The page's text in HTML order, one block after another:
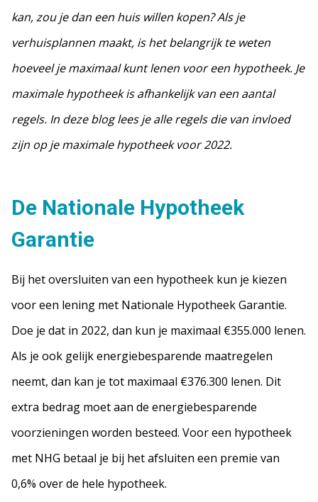
kan, zou je dan een huis willen kopen? Als je
verhuisplannen maakt, is het belangrijk te weten
hoeveel je maximaal kunt lenen voor een hypotheek. Je
maximale hypotheek is afhankelijk van een aantal
regels. In deze blog lees je alle regels die van invloed
zijn op je maximale hypotheek voor 2022.
De Nationale Hypotheek
Garantie
Bij het oversluiten van een hypotheek kun je kiezen
voor een lening met Nationale Hypotheek Garantie.
Doe je dat in 2022, dan kun je maximaal €355.000 lenen.
Als je ook gelijk energiebesparende maatregelen
neemt, dan kan je tot maximaal €376.300 lenen. Dit
extra bedrag moet aan de energiebesparende
voorzieningen worden besteed. Voor een hypotheek
met NHG betaal je bij het afsluiten een premie van
0,6% over de hele hypotheek.